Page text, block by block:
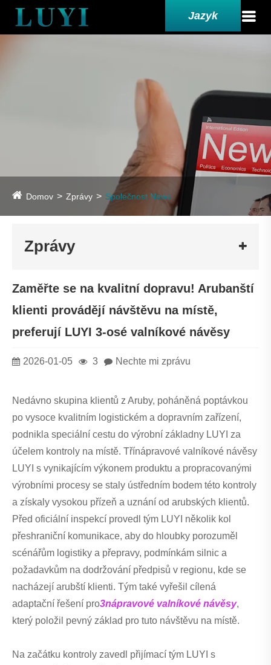
Jazyk
Domov Zprávy Společnost News
Zprávy
Zaměřte se na kvalitní dopravu! Arubanští
klienti provádějí návštěvu na místě,
preferují LUYI 3-osé valníkové návěsy
2026-01-05 3 Nechte mi zprávu
Nedávno skupina klientů z Aruby, poháněná poptávkou
po vysoce kvalitním logistickém a dopravním zařízení,
podnikla speciální cestu do výrobní základny LUYI za
účelem kontroly na místě. Třínápravové valníkové návěsy
LUYI s vynikajícím výkonem produktu a propracovanými
výrobními procesy se staly ústředním bodem této kontroly
a získaly vysokou přízeň a uznání od arubských klientů.
Před oficiální inspekcí provedl tým LUYI několik kol
přeshraniční komunikace, aby do hloubky porozuměl
scénářům logistiky a přepravy, podmínkám silnic a
požadavkům na dodržování předpisů v regionu, kde se
nacházejí arubští klienti. Tým také vyřešil cílená
adaptační řešení pro3nápravové valníkové návěsy,
který položil pevný základ pro tuto návštěvu na místě.
Na začátku kontroly zavedl přijímací tým LUYI s